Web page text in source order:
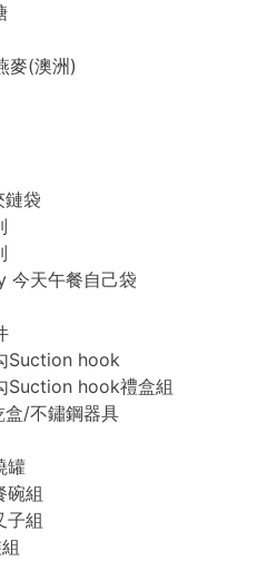
麥(澳洲)
袋
今天午餐自己袋
Suction hook
Suction hook禮盒組
/不鏽鋼器具
罐
碗組
子組